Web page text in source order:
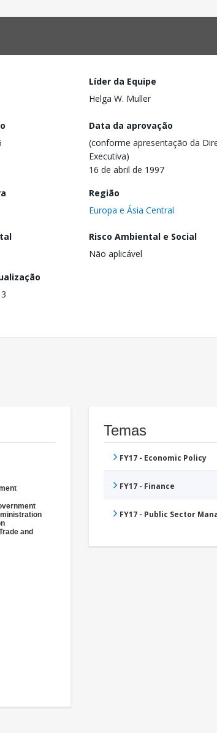
Líder da Equipe
Helga W. Muller
Data da aprovação
(conforme apresentação da
Executiva)
16 de abril de 1997
Região
Europa e Ásia Central
Risco Ambiental e Social
Não aplicável
and
Temas
FY17 - Economic Policy
FY17 - Finance
FY17 - Public Sector